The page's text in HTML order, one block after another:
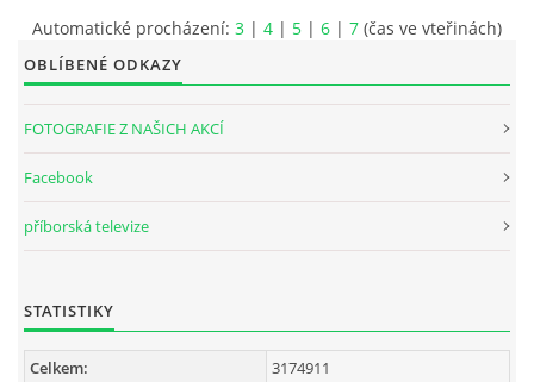
Automatické procházení: 3 | 4 | 5 | 6 | 7 (čas ve vteřinách)
OBLÍBENÉ ODKAZY
FOTOGRAFIE Z NAŠICH AKCÍ
Facebook
příborská televize
STATISTIKY
Celkem: 3174911